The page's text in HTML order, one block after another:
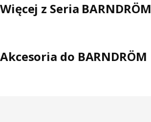
Więcej z Seria BARNDRÖM
Akcesoria do BARNDRÖM